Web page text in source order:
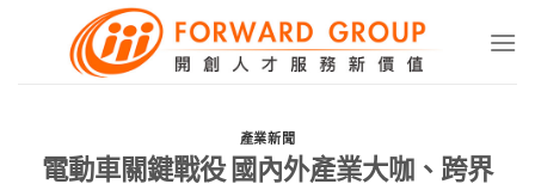
產業新聞
電動車關鍵戰役 國內外產業大咖、跨界